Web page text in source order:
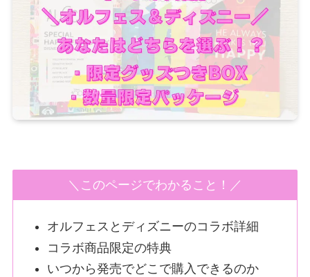
＼このページでわかること！／
オルフェスとディズニーのコラボ詳細
コラボ商品限定の特典
いつから発売でどこで購入できるのか